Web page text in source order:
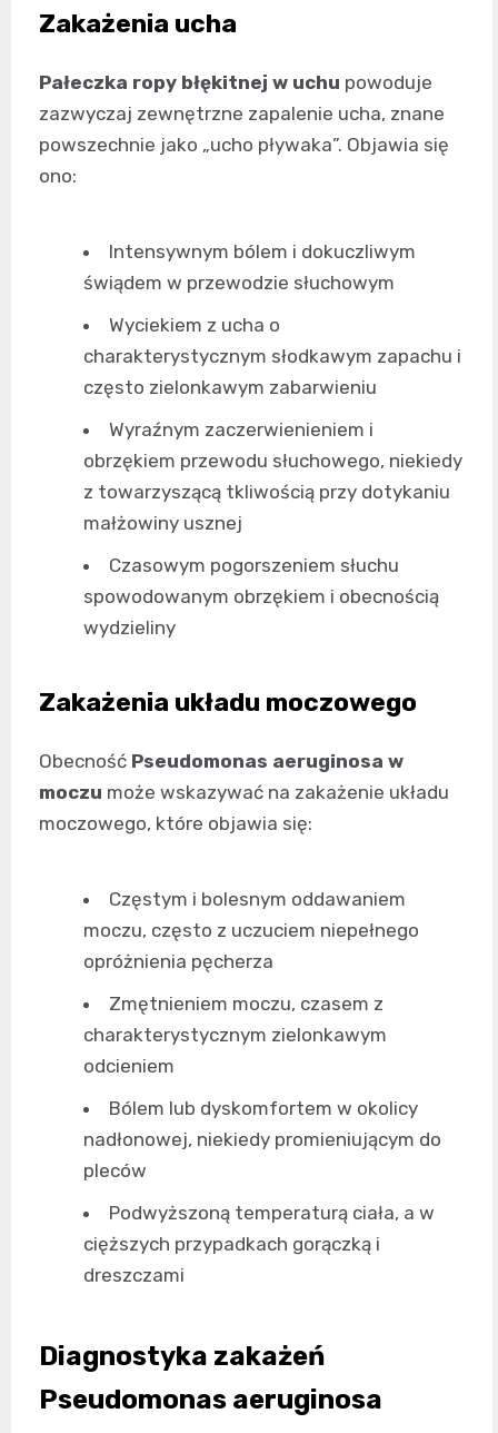
Zakażenia ucha
Pałeczka ropy błękitnej w uchu powoduje
zazwyczaj zewnętrzne zapalenie ucha, znane
powszechnie jako „ucho pływaka”. Objawia się
ono:
Intensywnym bólem i dokuczliwym
świądem w przewodzie słuchowym
Wyciekiem z ucha o
charakterystycznym słodkawym zapachu i
często zielonkawym zabarwieniu
Wyraźnym zaczerwienieniem i
obrzękiem przewodu słuchowego, niekiedy
z towarzyszącą tkliwością przy dotykaniu
małżowiny usznej
Czasowym pogorszeniem słuchu
spowodowanym obrzękiem i obecnością
wydzieliny
Zakażenia układu moczowego
Obecność Pseudomonas aeruginosa w
moczu może wskazywać na zakażenie układu
moczowego, które objawia się:
Częstym i bolesnym oddawaniem
moczu, często z uczuciem niepełnego
opróżnienia pęcherza
Zmętnieniem moczu, czasem z
charakterystycznym zielonkawym
odcieniem
Bólem lub dyskomfortem w okolicy
nadłonowej, niekiedy promieniującym do
pleców
Podwyższoną temperaturą ciała, a w
cięższych przypadkach gorączką i
dreszczami
Diagnostyka zakażeń
Pseudomonas aeruginosa